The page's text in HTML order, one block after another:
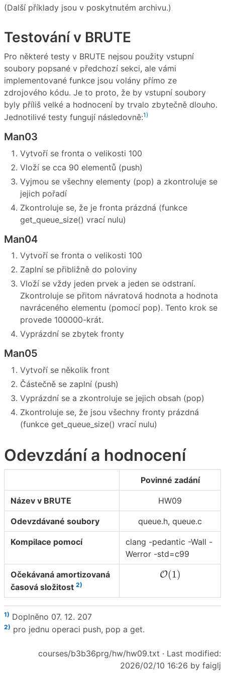
(Další příklady jsou v poskytnutém archivu.)
Testování v BRUTE
Pro některé testy v BRUTE nejsou použity vstupní
soubory popsané v předchozí sekci, ale vámi
implementované funkce jsou volány přímo ze
zdrojového kódu. Je to proto, že by vstupní soubory
byly příliš velké a hodnocení by trvalo zbytečně dlouho.
Jednotilivé testy fungují následovně:1)
Man03
Vytvoří se fronta o velikosti 100
Vloží se cca 90 elementů (push)
Vyjmou se všechny elementy (pop) a zkontroluje se
jejich pořadí
Zkontroluje se, že je fronta prázdná (funkce
get_queue_size() vrací nulu)
Man04
Vytvoří se fronta o velikosti 100
Zaplní se přibližně do poloviny
Vloží se vždy jeden prvek a jeden se odstraní.
Zkontroluje se přitom návratová hodnota a hodnota
navráceného elementu (pomocí pop). Tento krok se
provede 100000-krát.
Vyprázdní se zbytek fronty
Man05
Vytvoří se několik front
Částečně se zaplní (push)
Vyprázdní se a zkontroluje se jejich obsah (pop)
Zkontroluje se, že jsou všechny fronty prázdná
(funkce get_queue_size() vrací nulu)
Odevzdání a hodnocení
Povinné zadání
Název v BRUTE HW09
Odevzdávané soubory queue.h, queue.c
Kompilace pomocí
clang -pedantic -Wall -
Werror -std=c99
Očekávaná amortizovaná
časová složitost 2)
O(1)
O(1 )
1) Doplněno 07. 12. 207
2) pro jednu operaci push, pop a get.
courses/b3b36prg/hw/hw09.txt · Last modified:
2026/02/10 16:26 by faiglj